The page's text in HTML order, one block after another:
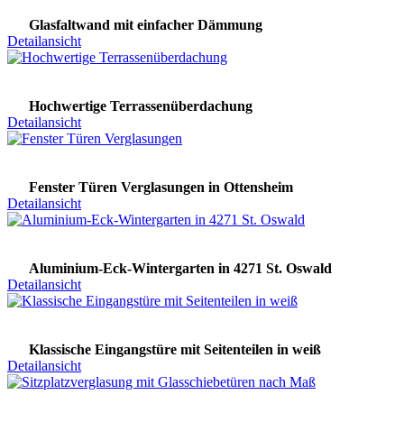
Glasfaltwand mit einfacher Dämmung
Detailansicht
Hochwertige Terrassenüberdachung
Detailansicht
Fenster Türen Verglasungen in Ottensheim
Detailansicht
Aluminium-Eck-Wintergarten in 4271 St. Oswald
Detailansicht
Klassische Eingangstüre mit Seitenteilen in weiß
Detailansicht